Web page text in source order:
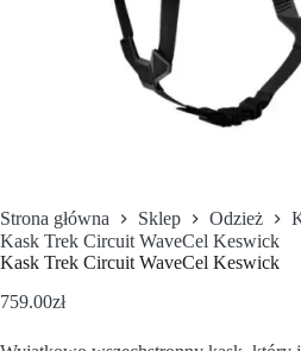
Strona główna Sklep Odzież
Kask Trek Circuit WaveCel Keswick
Kask Trek Circuit WaveCel Keswick
759.00zł